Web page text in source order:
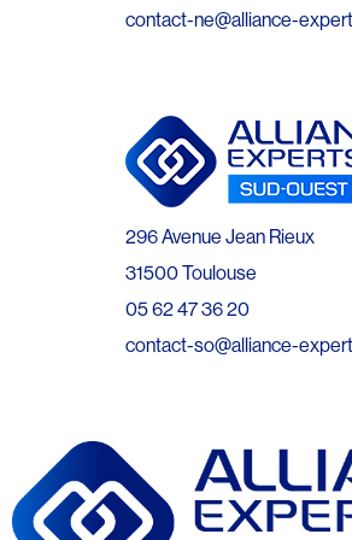
contact-ne@alliance-
296 Avenue Jean Rieux
31500 Toulouse
05 62 47 36 20
contact-so@alliance-